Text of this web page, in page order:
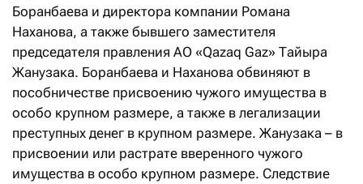
Боранбаева и директора компании Романа
Наханова, а также бывшего заместителя
председателя правления АО «Qazaq Gaz» Тайыра
Жанузака. Боранбаева и Наханова обвиняют в
пособничестве присвоению чужого имущества в
особо крупном размере, а также в легализации
преступных денег в крупном размере. Жанузака – в
присвоении или растрате вверенного чужого
имущества в особо крупном размере. Следствие